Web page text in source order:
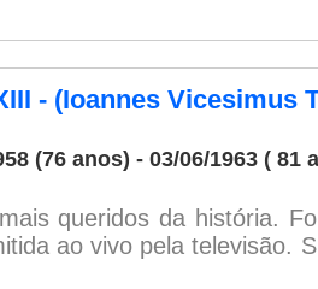
- (Ioannes Vicesimus
(76 anos) - 03/06/1963 ( 81
queridos da história.
ao vivo pela televisão.